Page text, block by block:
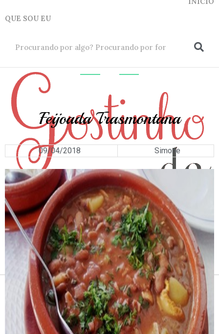
QUE SOU EU
Receitas e vinhos
Feijoada Trasmontana
09/04/2018 Simone